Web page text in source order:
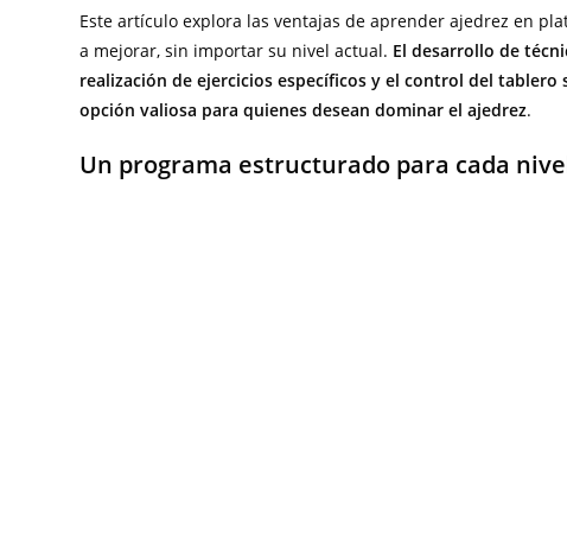
Este artículo explora las ventajas de aprender ajedrez en
a mejorar, sin importar su nivel actual. El desarrollo de
realización de ejercicios específicos y el control del tablero
opción valiosa para quienes desean dominar el ajedrez.
Un programa estructurado para cada